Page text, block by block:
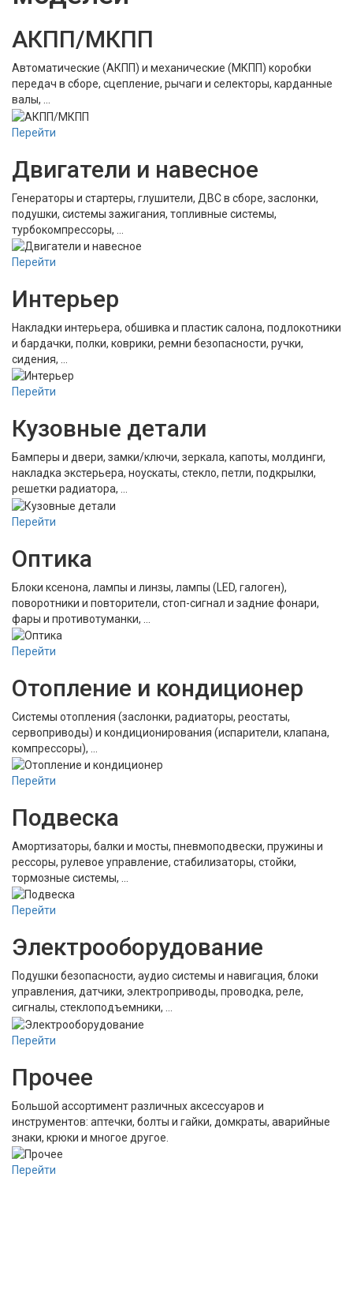
АКПП/МКПП
Автоматические (АКПП) и механические (МКПП) коробки
передач в сборе, сцепление, рычаги и селекторы, карданные
валы, …
Перейти
Двигатели и навесное
Генераторы и стартеры, глушители, ДВС в сборе, заслонки,
подушки, системы зажигания, топливные системы,
турбокомпрессоры, …
Перейти
Интерьер
Накладки интерьера, обшивка и пластик салона, подлокотники
и бардачки, полки, коврики, ремни безопасности, ручки,
сидения, …
Перейти
Кузовные детали
Бамперы и двери, замки/ключи, зеркала, капоты, молдинги,
накладка экстерьера, ноускаты, стекло, петли, подкрылки,
решетки радиатора, …
Перейти
Оптика
Блоки ксенона, лампы и линзы, лампы (LED, галоген),
поворотники и повторители, стоп-сигнал и задние фонари,
фары и противотуманки, …
Перейти
Отопление и кондиционер
Системы отопления (заслонки, радиаторы, реостаты,
сервоприводы) и кондиционирования (испарители, клапана,
компрессоры), …
Перейти
Подвеска
Амортизаторы, балки и мосты, пневмоподвески, пружины и
рессоры, рулевое управление, стабилизаторы, стойки,
тормозные системы, …
Перейти
Электрооборудование
Подушки безопасности, аудио системы и навигация, блоки
управления, датчики, электроприводы, проводка, реле,
сигналы, стеклоподъемники, …
Перейти
Прочее
Большой ассортимент различных аксессуаров и
инструментов: аптечки, болты и гайки, домкраты, аварийные
знаки, крюки и многое другое.
Перейти